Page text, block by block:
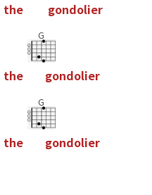
the gondolier
the
G
gondolier
the
G
gondolier